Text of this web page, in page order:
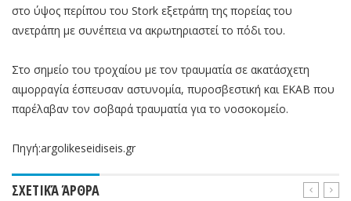
στο ύψος περίπου του Stork εξετράπη της πορείας του
ανετράπη με συνέπεια να ακρωτηριαστεί το πόδι του.
Στο σημείο του τροχαίου με τον τραυματία σε ακατάσχετη
αιμορραγία έσπευσαν αστυνομία, πυροσβεστική και ΕΚΑΒ που
παρέλαβαν τον σοβαρά τραυματία για το νοσοκομείο.
Πηγή:argolikeseidiseis.gr
ΣΧΕΤΙΚΆ ΆΡΘΡΑ